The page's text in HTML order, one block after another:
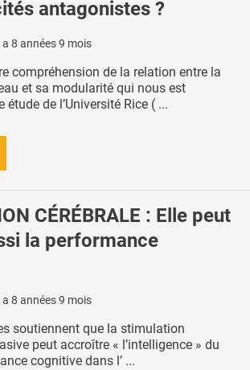
antagonistes ?
a 8 années 9 mois
compréhension de la relation entre la
et sa modularité qui nous est
étude de l’Université Rice ( ...
CÉRÉBRALE : Elle peut
la performance
a 8 années 9 mois
soutiennent que la stimulation
peut accroître « l’intelligence » du
cognitive dans l’ ...